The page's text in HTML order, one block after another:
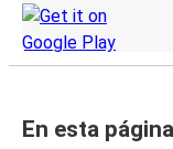
En esta página